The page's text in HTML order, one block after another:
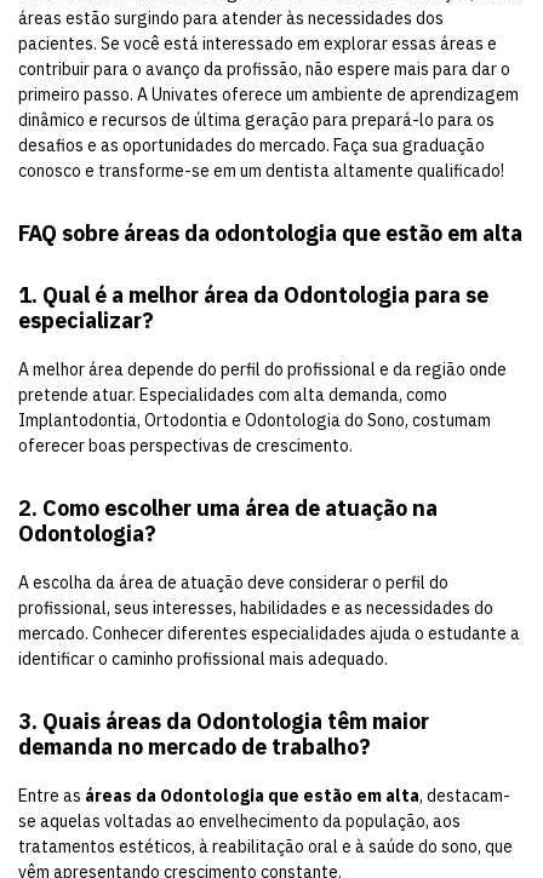
áreas estão surgindo para atender às necessidades dos
pacientes. Se você está interessado em explorar essas áreas e
contribuir para o avanço da profissão, não espere mais para dar o
primeiro passo. A Univates oferece um ambiente de aprendizagem
dinâmico e recursos de última geração para prepará-lo para os
desafios e as oportunidades do mercado. Faça sua graduação
conosco e transforme-se em um dentista altamente qualificado!
FAQ sobre áreas da odontologia que estão em alta
1. Qual é a melhor área da Odontologia para se
especializar?
A melhor área depende do perfil do profissional e da região onde
pretende atuar. Especialidades com alta demanda, como
Implantodontia, Ortodontia e Odontologia do Sono, costumam
oferecer boas perspectivas de crescimento.
2. Como escolher uma área de atuação na
Odontologia?
A escolha da área de atuação deve considerar o perfil do
profissional, seus interesses, habilidades e as necessidades do
mercado. Conhecer diferentes especialidades ajuda o estudante a
identificar o caminho profissional mais adequado.
3. Quais áreas da Odontologia têm maior
demanda no mercado de trabalho?
Entre as áreas da Odontologia que estão em alta, destacam-
se aquelas voltadas ao envelhecimento da população, aos
tratamentos estéticos, à reabilitação oral e à saúde do sono, que
vêm apresentando crescimento constante.